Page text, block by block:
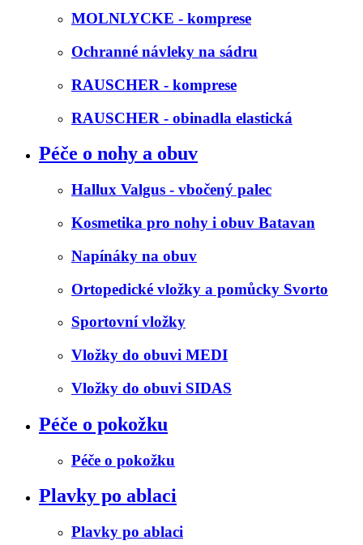
MOLNLYCKE - komprese
Ochranné návleky na sádru
RAUSCHER - komprese
RAUSCHER - obinadla elastická
Péče o nohy a obuv
Hallux Valgus - vbočený palec
Kosmetika pro nohy i obuv Batavan
Napínáky na obuv
Ortopedické vložky a pomůcky Svorto
Sportovní vložky
Vložky do obuvi MEDI
Vložky do obuvi SIDAS
Péče o pokožku
Péče o pokožku
Plavky po ablaci
Plavky po ablaci